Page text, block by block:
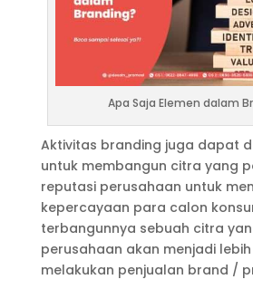
Apa Saja Elemen dalam
Aktivitas branding juga dapat
untuk membangun citra yang
reputasi perusahaan untuk
kepercayaan para calon
terbangunnya sebuah citra
perusahaan akan menjadi
melakukan penjualan brand /